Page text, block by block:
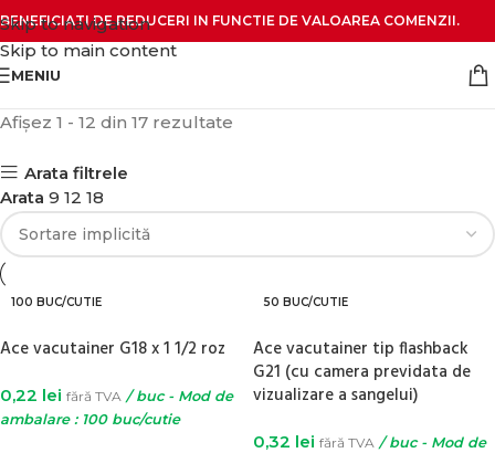
Skip to navigation
Skip to main content
BENEFICIATI DE REDUCERI IN FUNCTIE DE VALOAREA COMENZII.
MENIU
Afișez 1 - 12 din 17 rezultate
Arata filtrele
Arata 9 12 18
100 BUC/CUTIE
Ace vacutainer G18 x 1 1/2 roz
0,22 lei fără TVA / buc - Mod de
ambalare : 100 buc/cutie
50 BUC/CUTIE
Ace vacutainer tip flashback
G21 (cu camera previdata de
vizualizare a sangelui)
0,32 lei fără TVA / buc - Mod de